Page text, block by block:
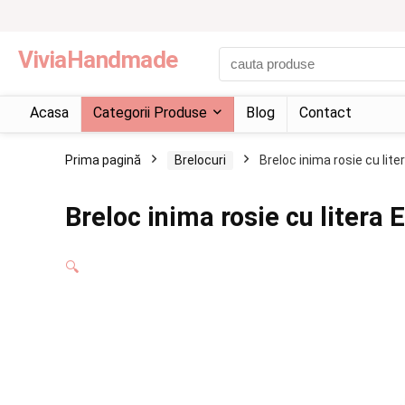
ViviaHandmade
Acasa Categorii Produse Blog Contact
Prima pagină Brelocuri Breloc inima rosie cu
Breloc inima rosie cu litera E
🔍